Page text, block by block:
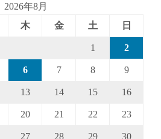
2026年8月
木 金 土 日
1 2
6 7 8 9
13 14 15 16
20 21 22 23
27 28 29 30